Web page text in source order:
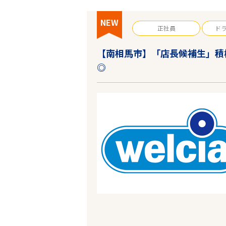
NEW 正社員 ド
【南相馬市】「店長候補生」
◎